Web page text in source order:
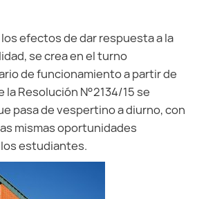
efectos de dar respuesta a la
se crea en el turno
de funcionamiento a partir de
la Resolución N°2134/15 se
pasa de vespertino a diurno, con
mismas oportunidades
estudiantes.